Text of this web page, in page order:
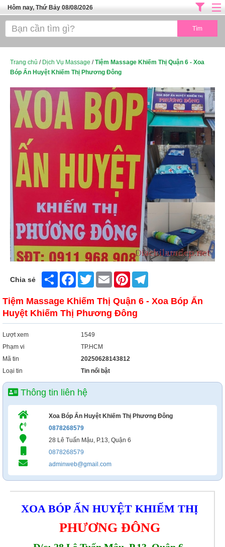
Hôm nay, Thứ Bảy 08/08/2026
Trang chủ
SPA TPHCM
TUYỂN DỤNG
Thể Dục Thẩm Mỹ
TOP SÀI GÒN
Mỹ Phẩm
Dịch Vụ Y Tế
Trang chủ / Dịch Vụ Massage /Tiệm Massage Khiếm Thị Quận 6 - Xoa
Bóp Ấn Huyệt Khiếm Thị Phương Đông
Chia sẻ Share FacebookTwitter Email Pinterest
Tiệm Massage Khiếm Thị Quận 6 - Xoa Bóp Ấn
Huyệt Khiếm Thị Phương Đông
Lượt xem
1549
Phạm vi
TP.HCM
Mã tin
20250628143812
Loại tin
Tin nổi bật
Thông tin liên hệ
Xoa Bóp Ấn Huyệt Khiếm Thị Phương Đông
0878268579
28 Lê Tuấn Mậu, P.13, Quận 6
0878268579
adminweb@gmail.com
XOA BÓP ẤN HUYỆT KHIẾM THỊ
PHƯƠNG ĐÔNG